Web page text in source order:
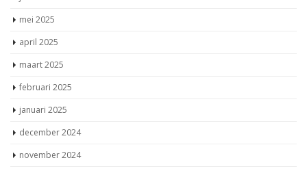
mei 2025
april 2025
maart 2025
februari 2025
januari 2025
december 2024
november 2024